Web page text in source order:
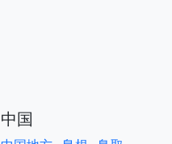
中国